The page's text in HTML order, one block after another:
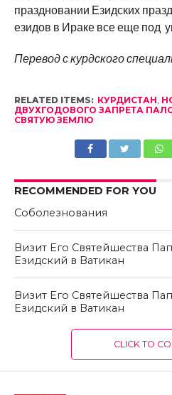
праздновании Езидских
езидов в Ираке все еще под
Перевод с курдского
RELATED ITEMS: КУРДИСТАН
ДВУХГОДОВОГО ЗАПРЕТА
СВЯТУЮ ЗЕМЛЮ
RECOMMENDED FOR YOU
Соболезнования
Визит Его Святейшества
Езидский в Ватикан
Визит Его Святейшества
Езидский в Ватикан
CLICK TO